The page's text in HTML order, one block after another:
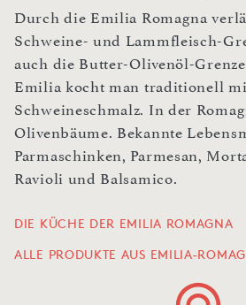
Durch die Emilia Romagna
Schweine- und Lammfleisch-
auch die Butter-Olivenöl-
Emilia kocht man traditionell
Schweineschmalz. In der
Olivenbäume. Bekannte
Parmaschinken, Parmesan,
Ravioli und Balsamico.
DIE KÜCHE DER EMILIA ROMAGNA
ALLE PRODUKTE AUS EMILIA-